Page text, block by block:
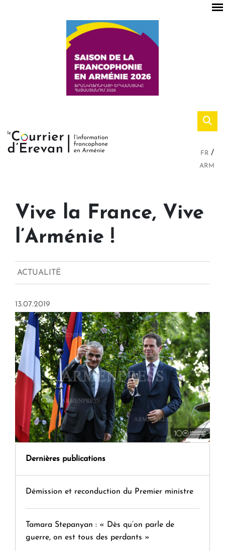
FR
ARM
Vive la France, Vive
l’Arménie !
ACTUALITÉ
13.07.2019
Dernières publications
Démission et reconduction du Premier ministre
Tamara Stepanyan : « Dès qu’on parle de
guerre, on est tous des perdants »